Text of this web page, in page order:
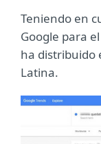
Teniendo en
Google para
ha distribuido
Latina.